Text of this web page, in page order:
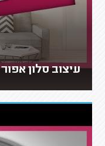
עיצוב סלון אפור